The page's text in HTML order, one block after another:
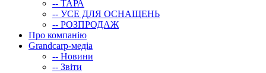
-- ТАРА
-- УСЕ ДЛЯ ОСНАЩЕНЬ
-- РОЗПРОДАЖ
Про компанію
Grandcarp-медіа
-- Новини
-- Звіти